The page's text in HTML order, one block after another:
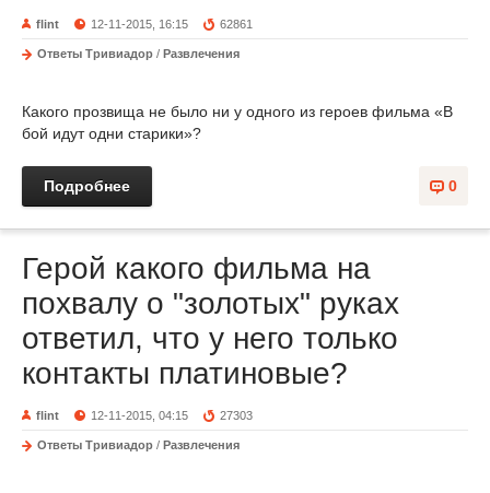
flint 12-11-2015, 16:15 62861
Ответы Тривиадор / Развлечения
Какого прозвища не было ни у одного из героев фильма «В
бой идут одни старики»?
0
Подробнее
Герой какого фильма на
похвалу о "золотых" руках
ответил, что у него только
контакты платиновые?
flint 12-11-2015, 04:15 27303
Ответы Тривиадор / Развлечения